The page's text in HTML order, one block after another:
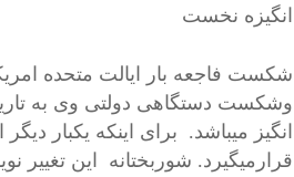
انگیزه نخست
شکست فاجعه بار ایالت متحده
انگیز میباشد. برای اینکه یکبار
قرارمیگیرد. شوربختانه این